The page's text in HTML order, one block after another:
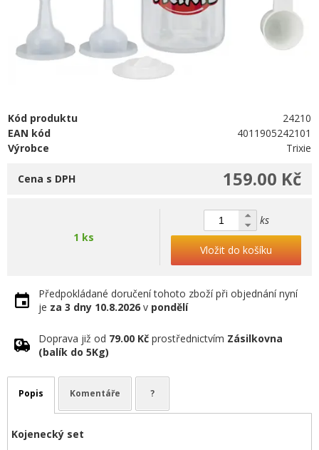
Kód produktu
24210
EAN kód
4011905242101
Výrobce
Trixie
159.00 Kč
Cena s DPH
1 ks
ks
Vložit do košíku
Předpokládané doručení tohoto zboží při objednání nyní
je za 3 dny 10.8.2026 v pondělí
Doprava již od 79.00 Kč prostřednictvím Zásilkovna
(balík do 5Kg)
Popis Komentáře ?
Kojenecký set